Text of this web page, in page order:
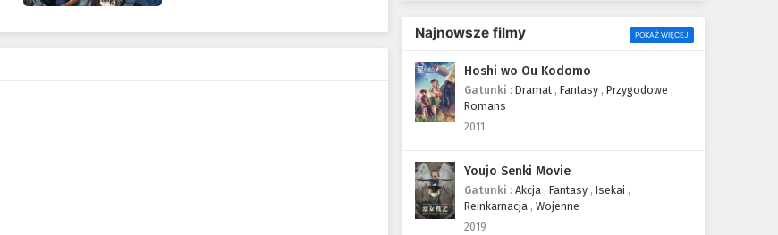
Najnowsze filmy POKAŻ WIĘCEJ
Hoshi wo Ou Kodomo
Gatunki : Dramat , Fantasy , Przygodowe ,
Romans
2011
Youjo Senki Movie
Gatunki : Akcja , Fantasy , Isekai ,
Reinkarnacja , Wojenne
2019